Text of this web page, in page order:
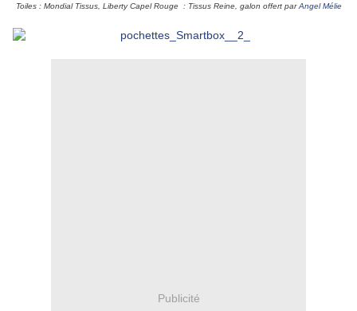
Toiles : Mondial Tissus, Liberty Capel Rouge : Tissus Reine, galon offert parAngel Mélie
Publicité